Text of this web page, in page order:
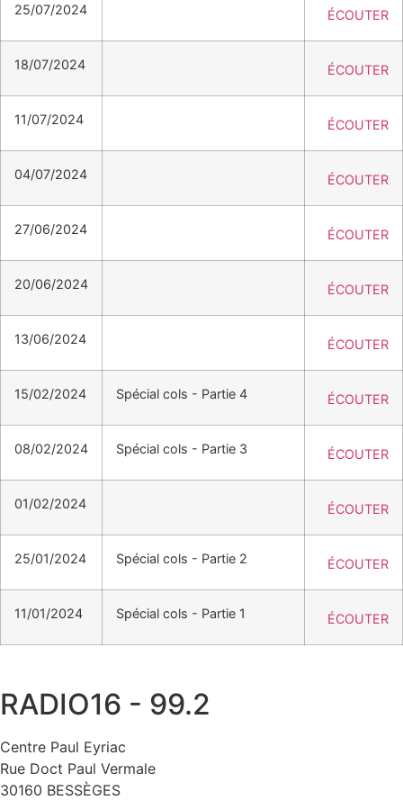
25/07/2024 ÉCOUTER
18/07/2024 ÉCOUTER
11/07/2024 ÉCOUTER
04/07/2024 ÉCOUTER
27/06/2024 ÉCOUTER
20/06/2024 ÉCOUTER
13/06/2024 ÉCOUTER
15/02/2024 Spécial cols - Partie 4 ÉCOUTER
08/02/2024 Spécial cols - Partie 3 ÉCOUTER
01/02/2024 ÉCOUTER
25/01/2024 Spécial cols - Partie 2 ÉCOUTER
11/01/2024 Spécial cols - Partie 1 ÉCOUTER
RADIO16 - 99.2
Centre Paul Eyriac
Rue Doct Paul Vermale
30160 BESSÈGES